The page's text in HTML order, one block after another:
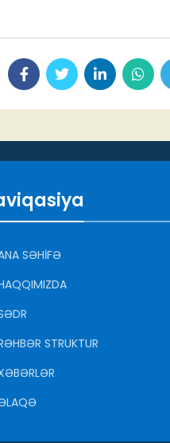
SƏHİFƏ
STRUKTUR